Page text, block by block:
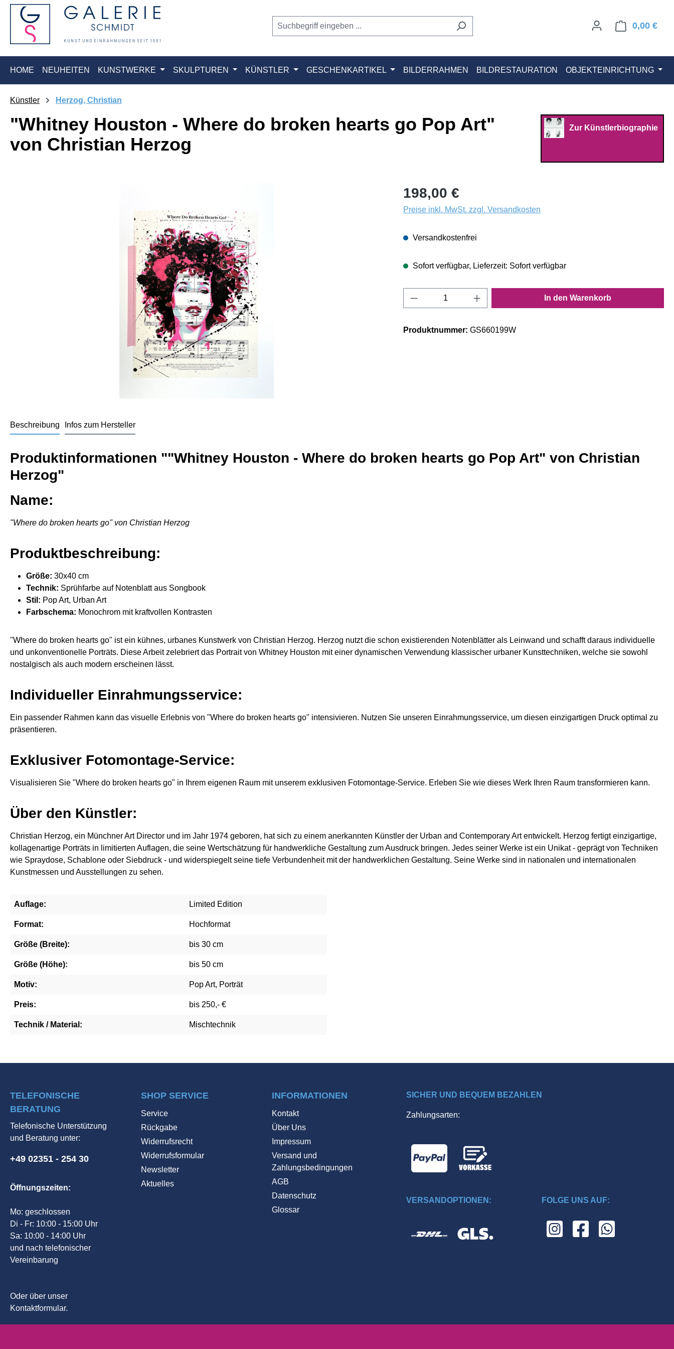
Zur Hauptnavigation springen
0,00 €
HOME NEUHEITEN KUNSTWERKE SKULPTUREN KÜNSTLER GESCHENKARTIKEL BILDERRAHMEN BILDRESTAURATION OBJEKTEINRICHTUNG
Künstler Herzog, Christian
"Whitney Houston - Where do broken hearts go Pop Art"
von Christian Herzog
Zur Künstlerbiographie
198,00 €
Preise inkl. MwSt. zzgl. Versandkosten
Versandkostenfrei
Sofort verfügbar, Lieferzeit: Sofort verfügbar
Produkt Anzahl: Gib den gewünschten Wert ein
In den Warenkorb
Produktnummer: GS660199W
Beschreibung Infos zum Hersteller
Produktinformationen ""Whitney Houston - Where do broken hearts go Pop Art" von Christian
Herzog"
Name:
"Where do broken hearts go" von Christian Herzog
Produktbeschreibung:
Größe: 30x40 cm
Technik: Sprühfarbe auf Notenblatt aus Songbook
Stil: Pop Art, Urban Art
Farbschema: Monochrom mit kraftvollen Kontrasten
"Where do broken hearts go" ist ein kühnes, urbanes Kunstwerk von Christian Herzog. Herzog nutzt die schon existierenden Notenblätter als Leinwand und schafft daraus individuelle
und unkonventionelle Porträts. Diese Arbeit zelebriert das Portrait von Whitney Houston mit einer dynamischen Verwendung klassischer urbaner Kunsttechniken, welche sie sowohl
nostalgisch als auch modern erscheinen lässt.
Individueller Einrahmungsservice:
Ein passender Rahmen kann das visuelle Erlebnis von "Where do broken hearts go" intensivieren. Nutzen Sie unseren Einrahmungsservice, um diesen einzigartigen Druck optimal zu
präsentieren.
Exklusiver Fotomontage-Service:
Visualisieren Sie "Where do broken hearts go" in Ihrem eigenen Raum mit unserem exklusiven Fotomontage-Service. Erleben Sie wie dieses Werk Ihren Raum transformieren kann.
Über den Künstler:
Christian Herzog, ein Münchner Art Director und im Jahr 1974 geboren, hat sich zu einem anerkannten Künstler der Urban and Contemporary Art entwickelt. Herzog fertigt einzigartige,
kollagenartige Porträts in limitierten Auflagen, die seine Wertschätzung für handwerkliche Gestaltung zum Ausdruck bringen. Jedes seiner Werke ist ein Unikat - geprägt von Techniken
wie Spraydose, Schablone oder Siebdruck - und widerspiegelt seine tiefe Verbundenheit mit der handwerklichen Gestaltung. Seine Werke sind in nationalen und internationalen
Kunstmessen und Ausstellungen zu sehen.
Auflage: Limited Edition
Format: Hochformat
Größe (Breite): bis 30 cm
Größe (Höhe): bis 50 cm
Motiv: Pop Art, Porträt
Preis: bis 250,- €
Technik / Material: Mischtechnik
TELEFONISCHE
BERATUNG
Telefonische Unterstützung
und Beratung unter:
+49 02351 - 254 30
Öffnungszeiten:
Mo: geschlossen
Di - Fr: 10:00 - 15:00 Uhr
Sa: 10:00 - 14:00 Uhr
und nach telefonischer
Vereinbarung
Oder über unser
Kontaktformular.
SHOP SERVICE
Service
Rückgabe
Widerrufsrecht
Widerrufsformular
Newsletter
Aktuelles
INFORMATIONEN
Kontakt
Über Uns
Impressum
Versand und
Zahlungsbedingungen
AGB
Datenschutz
Glossar
SICHER UND BEQUEM BEZAHLEN
Zahlungsarten:
VERSANDOPTIONEN: FOLGE UNS AUF: